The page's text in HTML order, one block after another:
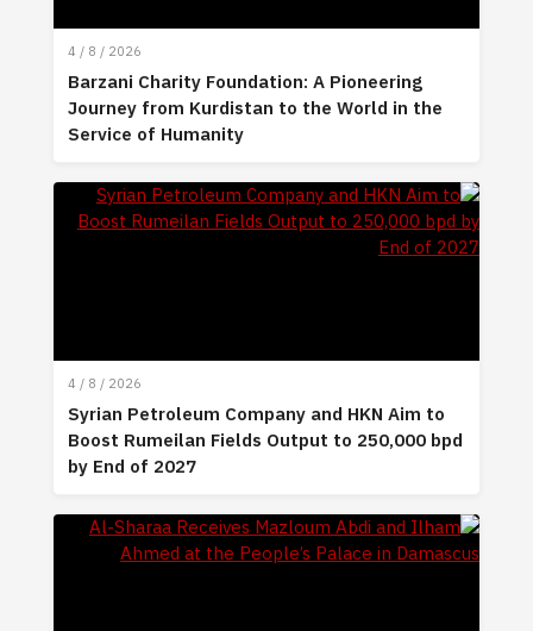
4 / 8 / 2026
Barzani Charity Foundation: A Pioneering
Journey from Kurdistan to the World in the
Service of Humanity
4 / 8 / 2026
Syrian Petroleum Company and HKN Aim to
Boost Rumeilan Fields Output to 250,000 bpd
by End of 2027